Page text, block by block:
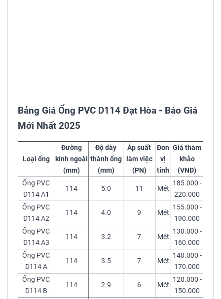
Bảng Giá Ống PVC D114 Đạt Hòa - Báo Giá
Mới Nhất 2025
Loại ống
Đường
kính ngoài
(mm)
Độ dày
thành ống
(mm)
Áp suất
làm việc
(PN)
Đơn
vị
tính
Giá tham
khảo
(VNĐ)
Ống PVC
D114 A1
114 5.0 11 Mét
185.000 -
220.000
Ống PVC
D114 A2
114 4.0 9 Mét
155.000 -
190.000
Ống PVC
D114 A3
114 3.2 7 Mét
130.000 -
160.000
Ống PVC
D114 A
114 3.5 7 Mét
140.000 -
170.000
Ống PVC
D114 B
114 2.9 6 Mét
120.000 -
150.000